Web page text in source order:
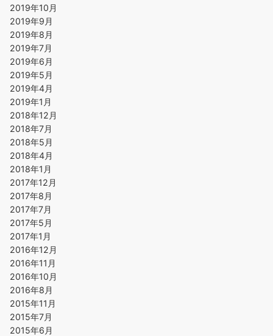
2019年10月
2019年9月
2019年8月
2019年7月
2019年6月
2019年5月
2019年4月
2019年1月
2018年12月
2018年7月
2018年5月
2018年4月
2018年1月
2017年12月
2017年8月
2017年7月
2017年5月
2017年1月
2016年12月
2016年11月
2016年10月
2016年8月
2015年11月
2015年7月
2015年6月